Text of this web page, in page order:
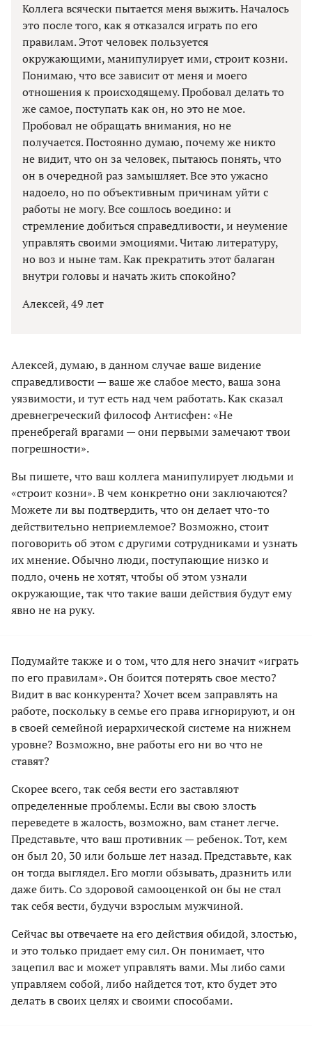
Коллега всячески пытается меня выжить. Началось
это после того, как я отказался играть по его
правилам. Этот человек пользуется
окружающими, манипулирует ими, строит козни.
Понимаю, что все зависит от меня и моего
отношения к происходящему. Пробовал делать то
же самое, поступать как он, но это не мое.
Пробовал не обращать внимания, но не
получается. Постоянно думаю, почему же никто
не видит, что он за человек, пытаюсь понять, что
он в очередной раз замышляет. Все это ужасно
надоело, но по объективным причинам уйти с
работы не могу. Все сошлось воедино: и
стремление добиться справедливости, и неумение
управлять своими эмоциями. Читаю литературу,
но воз и ныне там. Как прекратить этот балаган
внутри головы и начать жить спокойно?
Алексей, 49 лет
Алексей, думаю, в данном случае ваше видение
справедливости — ваше же слабое место, ваша зона
уязвимости, и тут есть над чем работать. Как сказал
древнегреческий философ Антисфен: «Не
пренебрегай врагами — они первыми замечают твои
погрешности».
Вы пишете, что ваш коллега манипулирует людьми и
«строит козни». В чем конкретно они заключаются?
Можете ли вы подтвердить, что он делает что-то
действительно неприемлемое? Возможно, стоит
поговорить об этом с другими сотрудниками и узнать
их мнение. Обычно люди, поступающие низко и
подло, очень не хотят, чтобы об этом узнали
окружающие, так что такие ваши действия будут ему
явно не на руку.
Подумайте также и о том, что для него значит «играть
по его правилам». Он боится потерять свое место?
Видит в вас конкурента? Хочет всем заправлять на
работе, поскольку в семье его права игнорируют, и он
в своей семейной иерархической системе на нижнем
уровне? Возможно, вне работы его ни во что не
ставят?
Скорее всего, так себя вести его заставляют
определенные проблемы. Если вы свою злость
переведете в жалость, возможно, вам станет легче.
Представьте, что ваш противник — ребенок. Тот, кем
он был 20, 30 или больше лет назад. Представьте, как
он тогда выглядел. Его могли обзывать, дразнить или
даже бить. Со здоровой самооценкой он бы не стал
так себя вести, будучи взрослым мужчиной.
Сейчас вы отвечаете на его действия обидой, злостью,
и это только придает ему сил. Он понимает, что
зацепил вас и может управлять вами. Мы либо сами
управляем собой, либо найдется тот, кто будет это
делать в своих целях и своими способами.